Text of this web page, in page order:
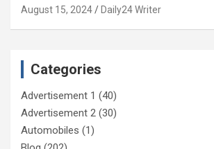
August 15, 2024 Daily24 Writer
Categories
Advertisement 1 (40)
Advertisement 2 (30)
Automobiles (1)